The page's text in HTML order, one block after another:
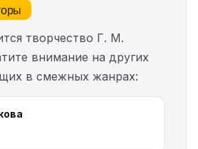
творчество Г. М.
внимание на других
в смежных жанрах: